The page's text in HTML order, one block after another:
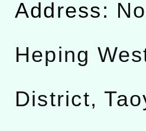
Address:
Heping
District,